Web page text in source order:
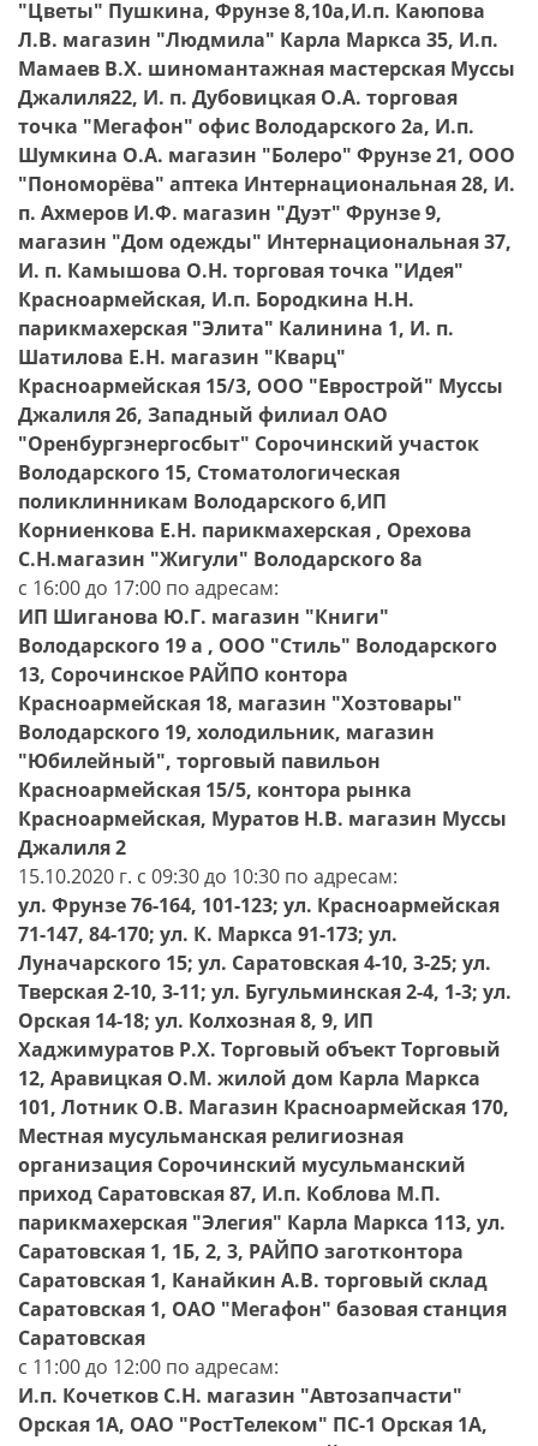
"Цветы" Пушкина, Фрунзе 8,10а,И.п. Каюпова
Л.В. магазин "Людмила" Карла Маркса 35, И.п.
Мамаев В.Х. шиномантажная мастерская Муссы
Джалиля22, И. п. Дубовицкая О.А. торговая
точка "Мегафон" офис Володарского 2а, И.п.
Шумкина О.А. магазин "Болеро" Фрунзе 21, ООО
"Пономорёва" аптека Интернациональная 28, И.
п. Ахмеров И.Ф. магазин "Дуэт" Фрунзе 9,
магазин "Дом одежды" Интернациональная 37,
И. п. Камышова О.Н. торговая точка "Идея"
Красноармейская, И.п. Бородкина Н.Н.
парикмахерская "Элита" Калинина 1, И. п.
Шатилова Е.Н. магазин "Кварц"
Красноармейская 15/3, ООО "Еврострой" Муссы
Джалиля 26, Западный филиал ОАО
"Оренбургэнергосбыт" Сорочинский участок
Володарского 15, Стоматологическая
поликлинникам Володарского 6,ИП
Корниенкова Е.Н. парикмахерская , Орехова
С.Н.магазин "Жигули" Володарского 8а
с 16:00 до 17:00 по адресам:
ИП Шиганова Ю.Г. магазин "Книги"
Володарского 19 а , ООО "Стиль" Володарского
13, Сорочинское РАЙПО контора
Красноармейская 18, магазин "Хозтовары"
Володарского 19, холодильник, магазин
"Юбилейный", торговый павильон
Красноармейская 15/5, контора рынка
Красноармейская, Муратов Н.В. магазин Муссы
Джалиля 2
15.10.2020 г. с 09:30 до 10:30 по адресам:
ул. Фрунзе 76-164, 101-123; ул. Красноармейская
71-147, 84-170; ул. К. Маркса 91-173; ул.
Луначарского 15; ул. Саратовская 4-10, 3-25; ул.
Тверская 2-10, 3-11; ул. Бугульминская 2-4, 1-3; ул.
Орская 14-18; ул. Колхозная 8, 9, ИП
Хаджимуратов Р.Х. Торговый объект Торговый
12, Аравицкая О.М. жилой дом Карла Маркса
101, Лотник О.В. Магазин Красноармейская 170,
Местная мусульманская религиозная
организация Сорочинский мусульманский
приход Саратовская 87, И.п. Коблова М.П.
парикмахерская "Элегия" Карла Маркса 113, ул.
Саратовская 1, 1Б, 2, 3, РАЙПО заготконтора
Саратовская 1, Канайкин А.В. торговый склад
Саратовская 1, ОАО "Мегафон" базовая станция
Саратовская
с 11:00 до 12:00 по адресам:
И.п. Кочетков С.Н. магазин "Автозапчасти"
Орская 1А, ОАО "РостТелеком" ПС-1 Орская 1А,